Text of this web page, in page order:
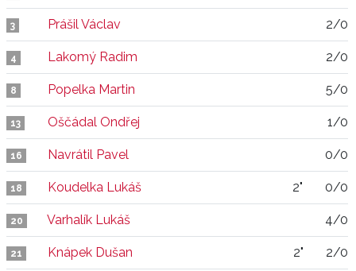
3 Prášil Václav 2/0
4 Lakomý Radim 2/0
8 Popelka Martin 5/0
13 Oščádal Ondřej 1/0
16 Navrátil Pavel 0/0
18 Koudelka Lukáš 2" 0/0
20 Varhalík Lukáš 4/0
21 Knápek Dušan 2" 2/0